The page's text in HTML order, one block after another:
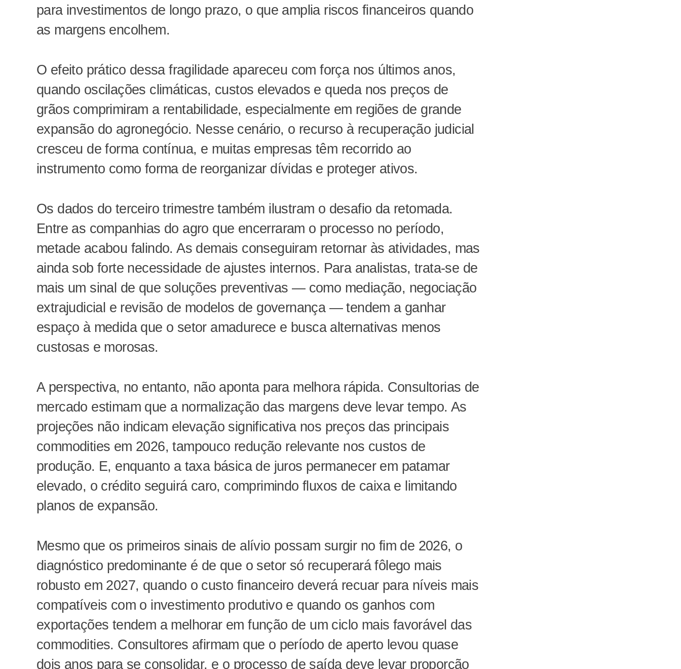
para investimentos de longo prazo, o que amplia riscos financeiros quando
as margens encolhem.
O efeito prático dessa fragilidade apareceu com força nos últimos anos,
quando oscilações climáticas, custos elevados e queda nos preços de
grãos comprimiram a rentabilidade, especialmente em regiões de grande
expansão do agronegócio. Nesse cenário, o recurso à recuperação judicial
cresceu de forma contínua, e muitas empresas têm recorrido ao
instrumento como forma de reorganizar dívidas e proteger ativos.
Os dados do terceiro trimestre também ilustram o desafio da retomada.
Entre as companhias do agro que encerraram o processo no período,
metade acabou falindo. As demais conseguiram retornar às atividades, mas
ainda sob forte necessidade de ajustes internos. Para analistas, trata-se de
mais um sinal de que soluções preventivas — como mediação, negociação
extrajudicial e revisão de modelos de governança — tendem a ganhar
espaço à medida que o setor amadurece e busca alternativas menos
custosas e morosas.
A perspectiva, no entanto, não aponta para melhora rápida. Consultorias de
mercado estimam que a normalização das margens deve levar tempo. As
projeções não indicam elevação significativa nos preços das principais
commodities em 2026, tampouco redução relevante nos custos de
produção. E, enquanto a taxa básica de juros permanecer em patamar
elevado, o crédito seguirá caro, comprimindo fluxos de caixa e limitando
planos de expansão.
Mesmo que os primeiros sinais de alívio possam surgir no fim de 2026, o
diagnóstico predominante é de que o setor só recuperará fôlego mais
robusto em 2027, quando o custo financeiro deverá recuar para níveis mais
compatíveis com o investimento produtivo e quando os ganhos com
exportações tendem a melhorar em função de um ciclo mais favorável das
commodities. Consultores afirmam que o período de aperto levou quase
dois anos para se consolidar, e o processo de saída deve levar proporção